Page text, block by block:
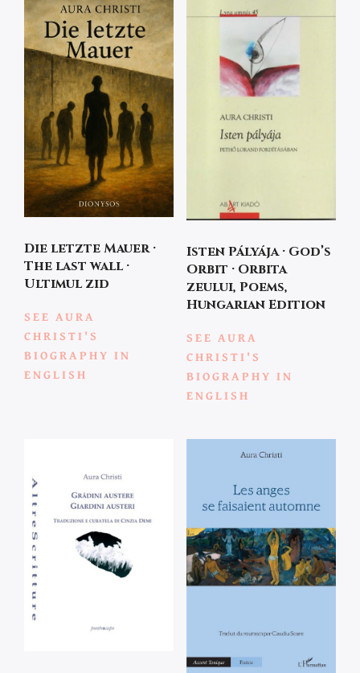
Die letzte Mauer ·
The last wall ·
Ultimul zid
SEE AURA
CHRISTI'S
BIOGRAPHY IN
ENGLISH
Isten Pályája · God’s
Orbit · Orbita
zeului, Poems,
Hungarian Edition
SEE AURA
CHRISTI'S
BIOGRAPHY IN
ENGLISH